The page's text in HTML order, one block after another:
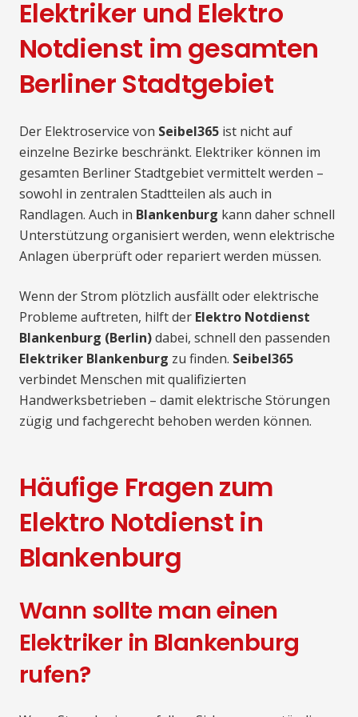
Elektriker und Elektro
Notdienst im gesamten
Berliner Stadtgebiet
Der Elektroservice von Seibel365 ist nicht auf
einzelne Bezirke beschränkt. Elektriker können im
gesamten Berliner Stadtgebiet vermittelt werden –
sowohl in zentralen Stadtteilen als auch in
Randlagen. Auch in Blankenburg kann daher schnell
Unterstützung organisiert werden, wenn elektrische
Anlagen überprüft oder repariert werden müssen.
Wenn der Strom plötzlich ausfällt oder elektrische
Probleme auftreten, hilft der Elektro Notdienst
Blankenburg (Berlin)dabei, schnell den passenden
Elektriker Blankenburg zu finden. Seibel365
verbindet Menschen mit qualifizierten
Handwerksbetrieben – damit elektrische Störungen
zügig und fachgerecht behoben werden können.
Häufige Fragen zum
Elektro Notdienst in
Blankenburg
Wann sollte man einen
Elektriker in Blankenburg
rufen?